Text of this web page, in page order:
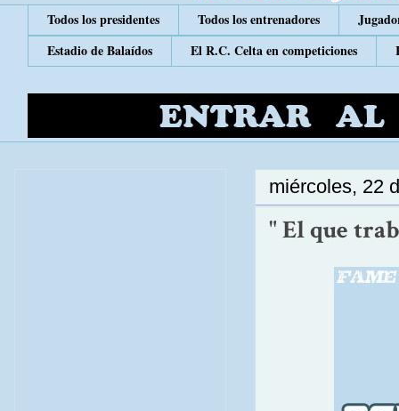
Todos los presidentes Todos los entrenadores
Estadio de Balaídos
El R.C. Celta en competiciones
miércoles, 22
" El que